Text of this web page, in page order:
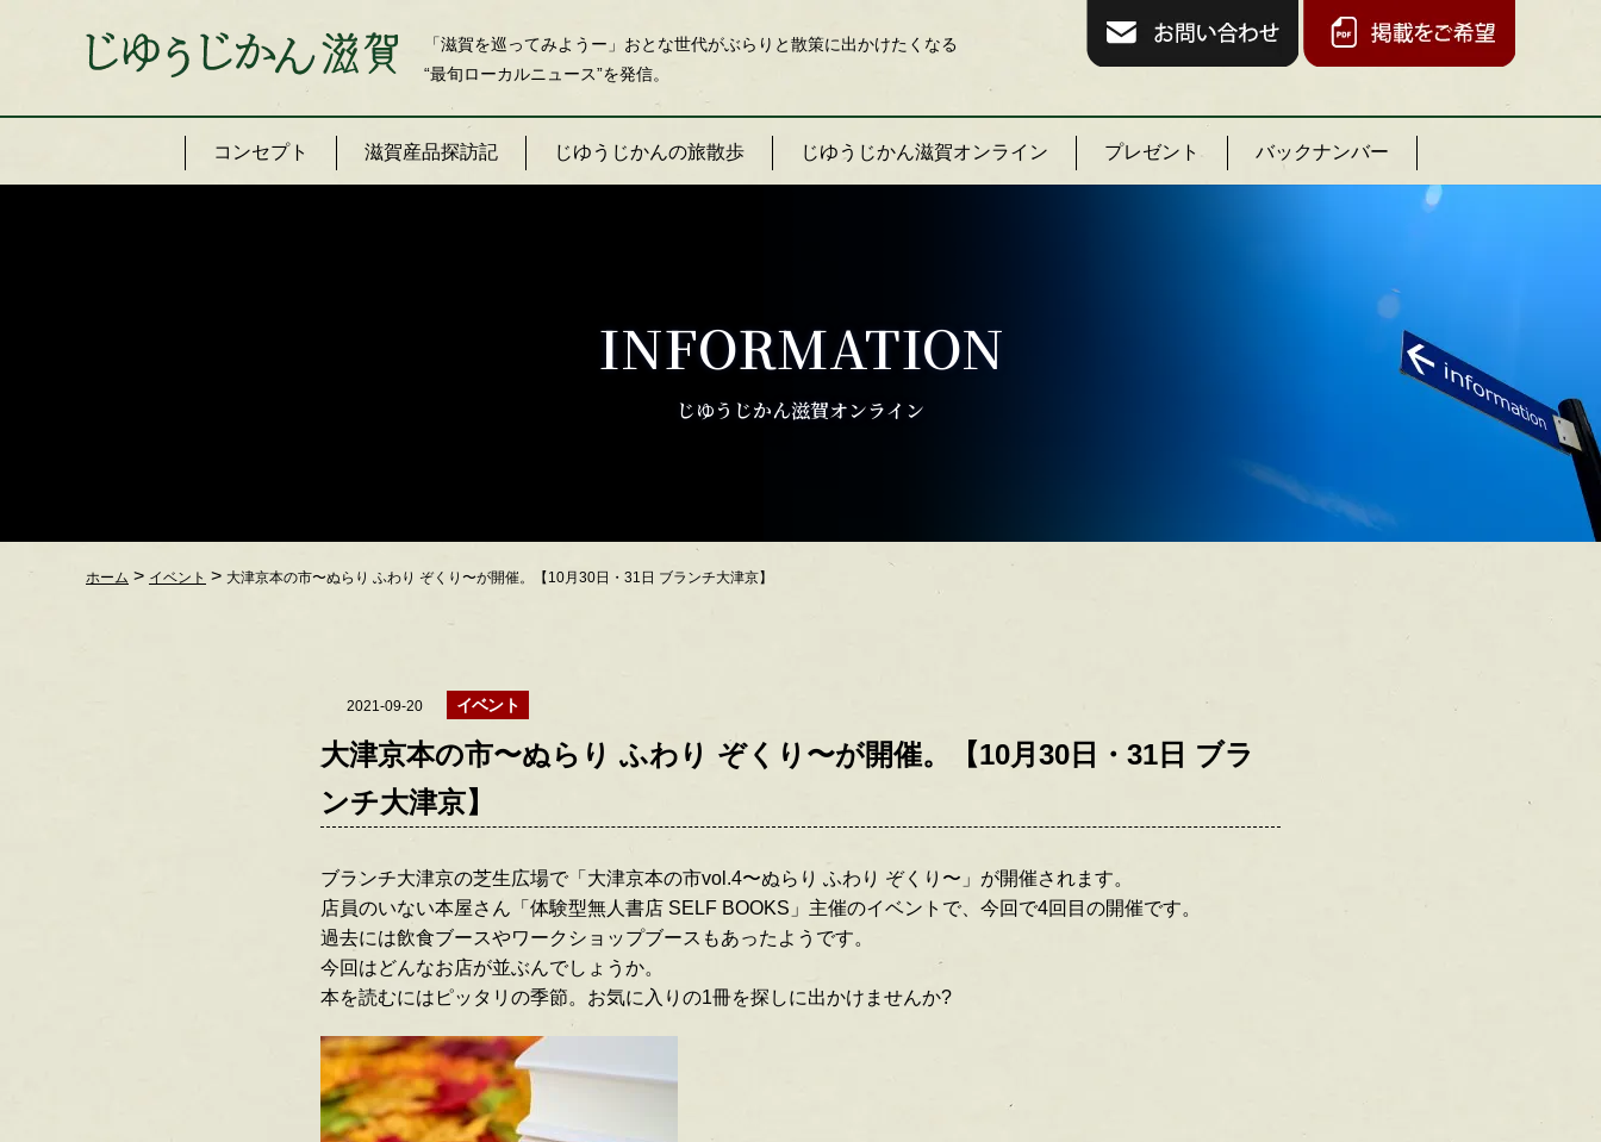
「滋賀を巡ってみようー」おとな世代がぶらりと散策に出かけたくなる
“最旬ローカルニュース”を発信。
コンセプト 滋賀産品探訪記 じゆうじかんの旅散歩 じゆうじかん滋賀オンライン プレゼント バックナンバー
INFORMATION
じゆうじかん滋賀オンライン
ホーム > イベント > 大津京本の市〜ぬらり ふわり ぞくり〜が開催。【10月30日・31日 ブランチ大津京】
2021-09-20 イベント
大津京本の市〜ぬらり ふわり ぞくり〜が開催。【10月30日・31日 ブラ
ンチ大津京】
ブランチ大津京の芝生広場で「大津京本の市vol.4〜ぬらり ふわり ぞくり〜」が開催されます。
店員のいない本屋さん「体験型無人書店 SELF BOOKS」主催のイベントで、今回で4回目の開催です。
過去には飲食ブースやワークショップブースもあったようです。
今回はどんなお店が並ぶんでしょうか。
本を読むにはピッタリの季節。お気に入りの1冊を探しに出かけませんか?